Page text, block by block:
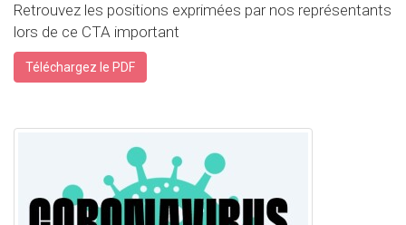
Retrouvez les positions exprimées par nos représentants
lors de ce CTA important
Téléchargez le PDF